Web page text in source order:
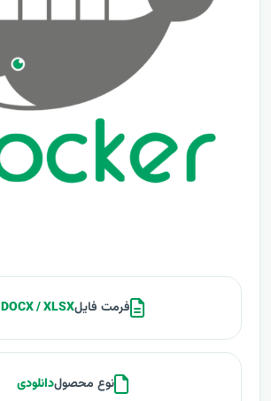
فرمت فایلDOCX / XLSX
نوع محصولدانلودی